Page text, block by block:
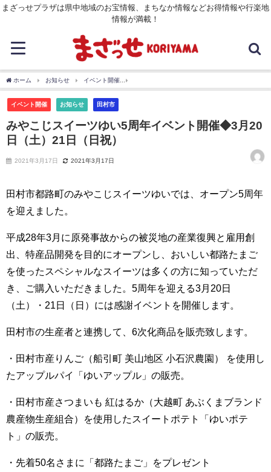
まざっせプラザは県中地域のお宝情報、まちなか情報などお得情報や行楽地
情報が満載！
ホーム お知らせ イベント開催
イベント開催 お知らせ 田村市
みやこじスイーツゆい5周年イベント開催◆3月20
日（土）21日（日祝）
2021年3月17日 2021年3月17日
田村市都路町のみやこじスイーツゆいでは、オープン5周年
を迎えました。
平成28年3月に原発事故からの被災地の産業復興と雇用創
出、特産品開発を目的にオープンし、おいしい都路たまご
を使ったスペシャルなスイーツは多くの方に知っていただ
き、ご購入いただきました。5周年を迎える3月20日
（土）・21日（日）には感謝イベントを開催します。
田村市の生産者と連携して、6次化商品を販売致します。
・田村市産りんご（船引町 美山地区 小石沢農園） を使用し
たアップルパイ「ゆいアップル」の販売。
・田村市産さつまいも 紅はるか（大越町 あぶくまブランド
農産物生産組合）を使用したスイートポテト「ゆいポテ
ト」の販売。
・先着50名さまに「都路たまご」をプレゼント